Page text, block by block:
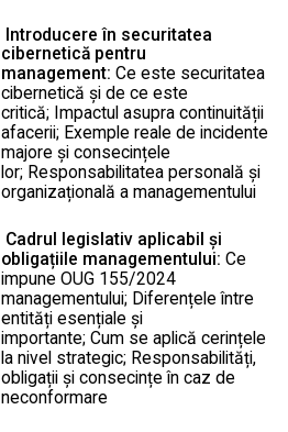
Introducere în securitatea
cibernetică pentru
management: Ce este securitatea
cibernetică și de ce este
critică; Impactul asupra continuității
afacerii; Exemple reale de incidente
majore și consecințele
lor; Responsabilitatea personală și
organizațională a managementului
Cadrul legislativ aplicabil și
obligațiile managementului: Ce
impune OUG 155/2024
managementului; Diferențele între
entități esențiale și
importante; Cum se aplică cerințele
la nivel strategic; Responsabilități,
obligații și consecințe în caz de
neconformare